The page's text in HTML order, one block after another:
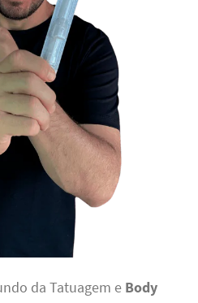
da Tatuagem e Body